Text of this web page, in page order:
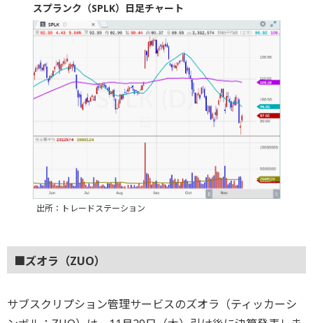
スプランク（SPLK）日足チャート
出所：トレードステーション
■ズオラ（ZUO）
サブスクリプション管理サービスのズオラ（ティッカーシ